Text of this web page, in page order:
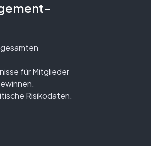
für Mitglieder
Risikodaten.